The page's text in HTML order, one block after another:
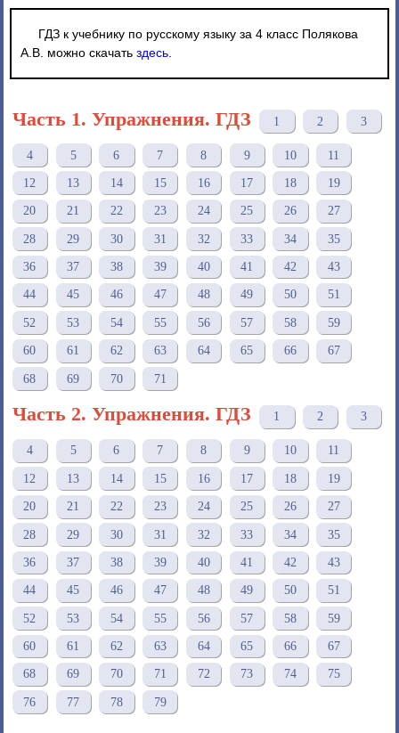
ГДЗ к учебнику по русскому языку за 4 класс Полякова
А.В. можно скачать здесь
Часть 1. Упражнения. ГДЗ 1 2 3
4 5 6 7 8 9 10 11
12 13 14 15 16 17 18 19
20 21 22 23 24 25 26 27
28 29 30 31 32 33 34 35
36 37 38 39 40 41 42 43
44 45 46 47 48 49 50 51
52 53 54 55 56 57 58 59
60 61 62 63 64 65 66 67
68 69 70 71
Часть 2. Упражнения. ГДЗ 1 2 3
4 5 6 7 8 9 10 11
12 13 14 15 16 17 18 19
20 21 22 23 24 25 26 27
28 29 30 31 32 33 34 35
36 37 38 39 40 41 42 43
44 45 46 47 48 49 50 51
52 53 54 55 56 57 58 59
60 61 62 63 64 65 66 67
68 69 70 71 72 73 74 75
76 77 78 79